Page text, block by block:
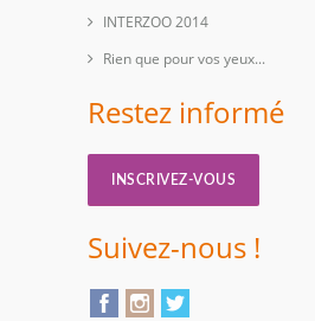
INTERZOO 2014
Rien que pour vos yeux...
Restez informé
INSCRIVEZ-VOUS
Suivez-nous !